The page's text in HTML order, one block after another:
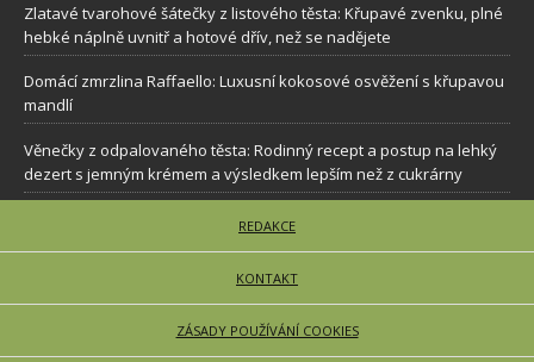
Zlatavé tvarohové šátečky z listového těsta: Křupavé zvenku, plné
hebké náplně uvnitř a hotové dřív, než se nadějete
Domácí zmrzlina Raffaello: Luxusní kokosové osvěžení s křupavou
mandlí
Věnečky z odpalovaného těsta: Rodinný recept a postup na lehký
dezert s jemným krémem a výsledkem lepším než z cukrárny
REDAKCE
KONTAKT
ZÁSADY POUŽÍVÁNÍ COOKIES